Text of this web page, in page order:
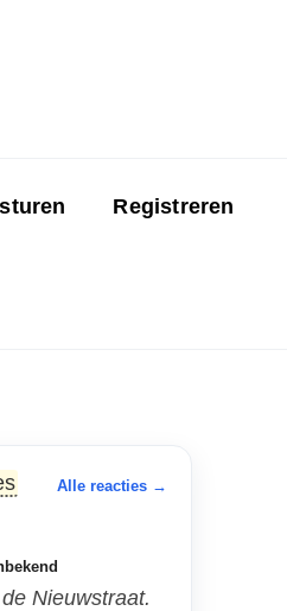
Registreren
Alle reacties →
Nieuwstraat.